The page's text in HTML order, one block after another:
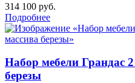
314 100 руб.
Подробнее
Набор мебели Грандас
березы